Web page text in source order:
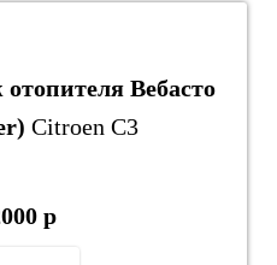
Вебасто
Citroen C3
р